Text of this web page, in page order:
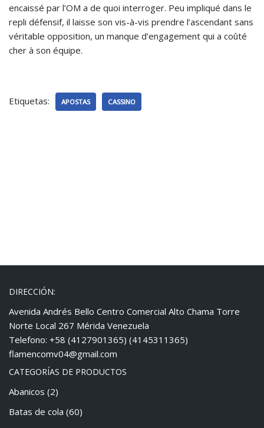
encaissé par l’OM a de quoi interroger. Peu impliqué dans le
repli défensif, il laisse son vis-à-vis prendre l’ascendant sans
véritable opposition, un manque d’engagement qui a coûté
cher à son équipe.
Etiquetas: APOSTAS CASSINO
DIRECCIÓN:
Avenida Andrés Bello Centro Comercial Alto Chama Torre
Norte Local 267 Mérida Venezuela
Telefono: +58 (4127901365) (4145311365)
flamencomv04@gmail.com
CATEGORÍAS DE PRODUCTOS
Abanicos (2)
Batas de cola (60)